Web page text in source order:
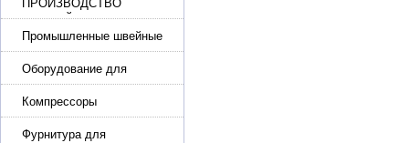
ПРОИЗВОДСТВО
РЕМНЕЙ, СУМОК,
КОЖГАЛАНТЕРЕИ
Промышленные швейные
машины для кожи, обуви
Оборудование для
производства и резки
эластичной ленты и стропы
Компрессоры
Фурнитура для